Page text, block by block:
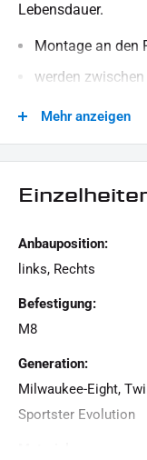
Lebensdauer.
Montage an den
werden
besteht aus
Dieses Angebot kann
Mehr anzeigen
Anbauposition:
links, Rechts
Befestigung:
M8
Generation:
Milwaukee-Eight,
Sportster Evolution